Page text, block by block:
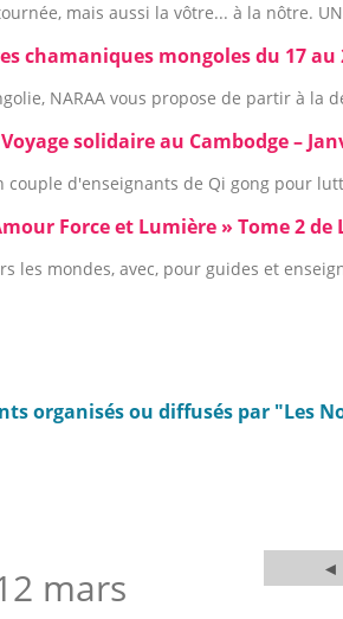
mais aussi la vôtre... à la nôtre.
chamaniques mongoles du 17 au
NARAA vous propose de partir à
Voyage solidaire au Cambodge –
couple d'enseignants de Qi gong pour
Force et Lumière » Tome 2
les mondes, avec, pour guides et
organisés ou diffusés par "Les
mars
◄